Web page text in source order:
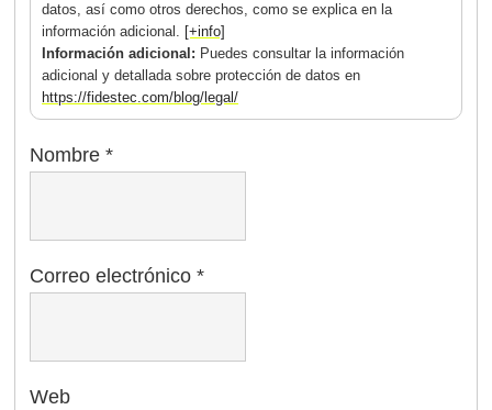
datos, así como otros derechos, como se explica en la
información adicional. [+info]
Información adicional: Puedes consultar la información
adicional y detallada sobre protección de datos en
https://fidestec.com/blog/legal/
Nombre*
Correo electrónico*
Web